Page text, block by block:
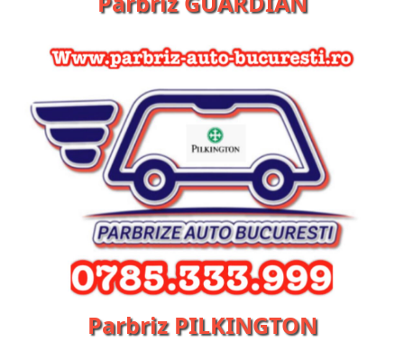
Parbriz PILKINGTON